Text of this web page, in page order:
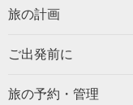
旅の計画
ご出発前に
旅の予約・管理